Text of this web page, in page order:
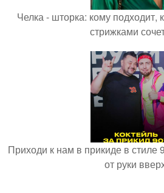
Челка - шторка: кому подходит,
стрижками
Приходи к нам в прикиде в стиле
от руки